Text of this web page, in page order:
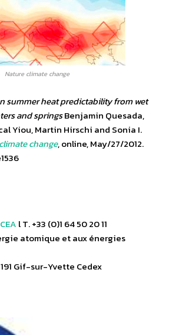
Nature climate change
summer heat predictability from wet
and springsBenjamin Quesada,
Yiou, Martin Hirschi and Sonia I.
change, online, May/27/2012.
l T. +33 (0)1 64 50 20 11
atomique et aux énergies
Gif-sur-Yvette Cedex